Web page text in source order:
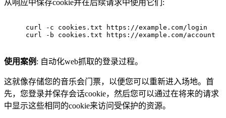
从响应中保存cookie并在后续请求中使用它们:
curl -c cookies.txt https://example.com/login
curl -b cookies.txt https://example.com/account
使用案例 : 自动化web抓取的登录过程。
这就像存储您的音乐会门票，以便您可以重新进入场地。首
先，您登录并保存会话cookie，然后您可以通过在将来的请求
中显示这些相同的cookie来访问受保护的资源。